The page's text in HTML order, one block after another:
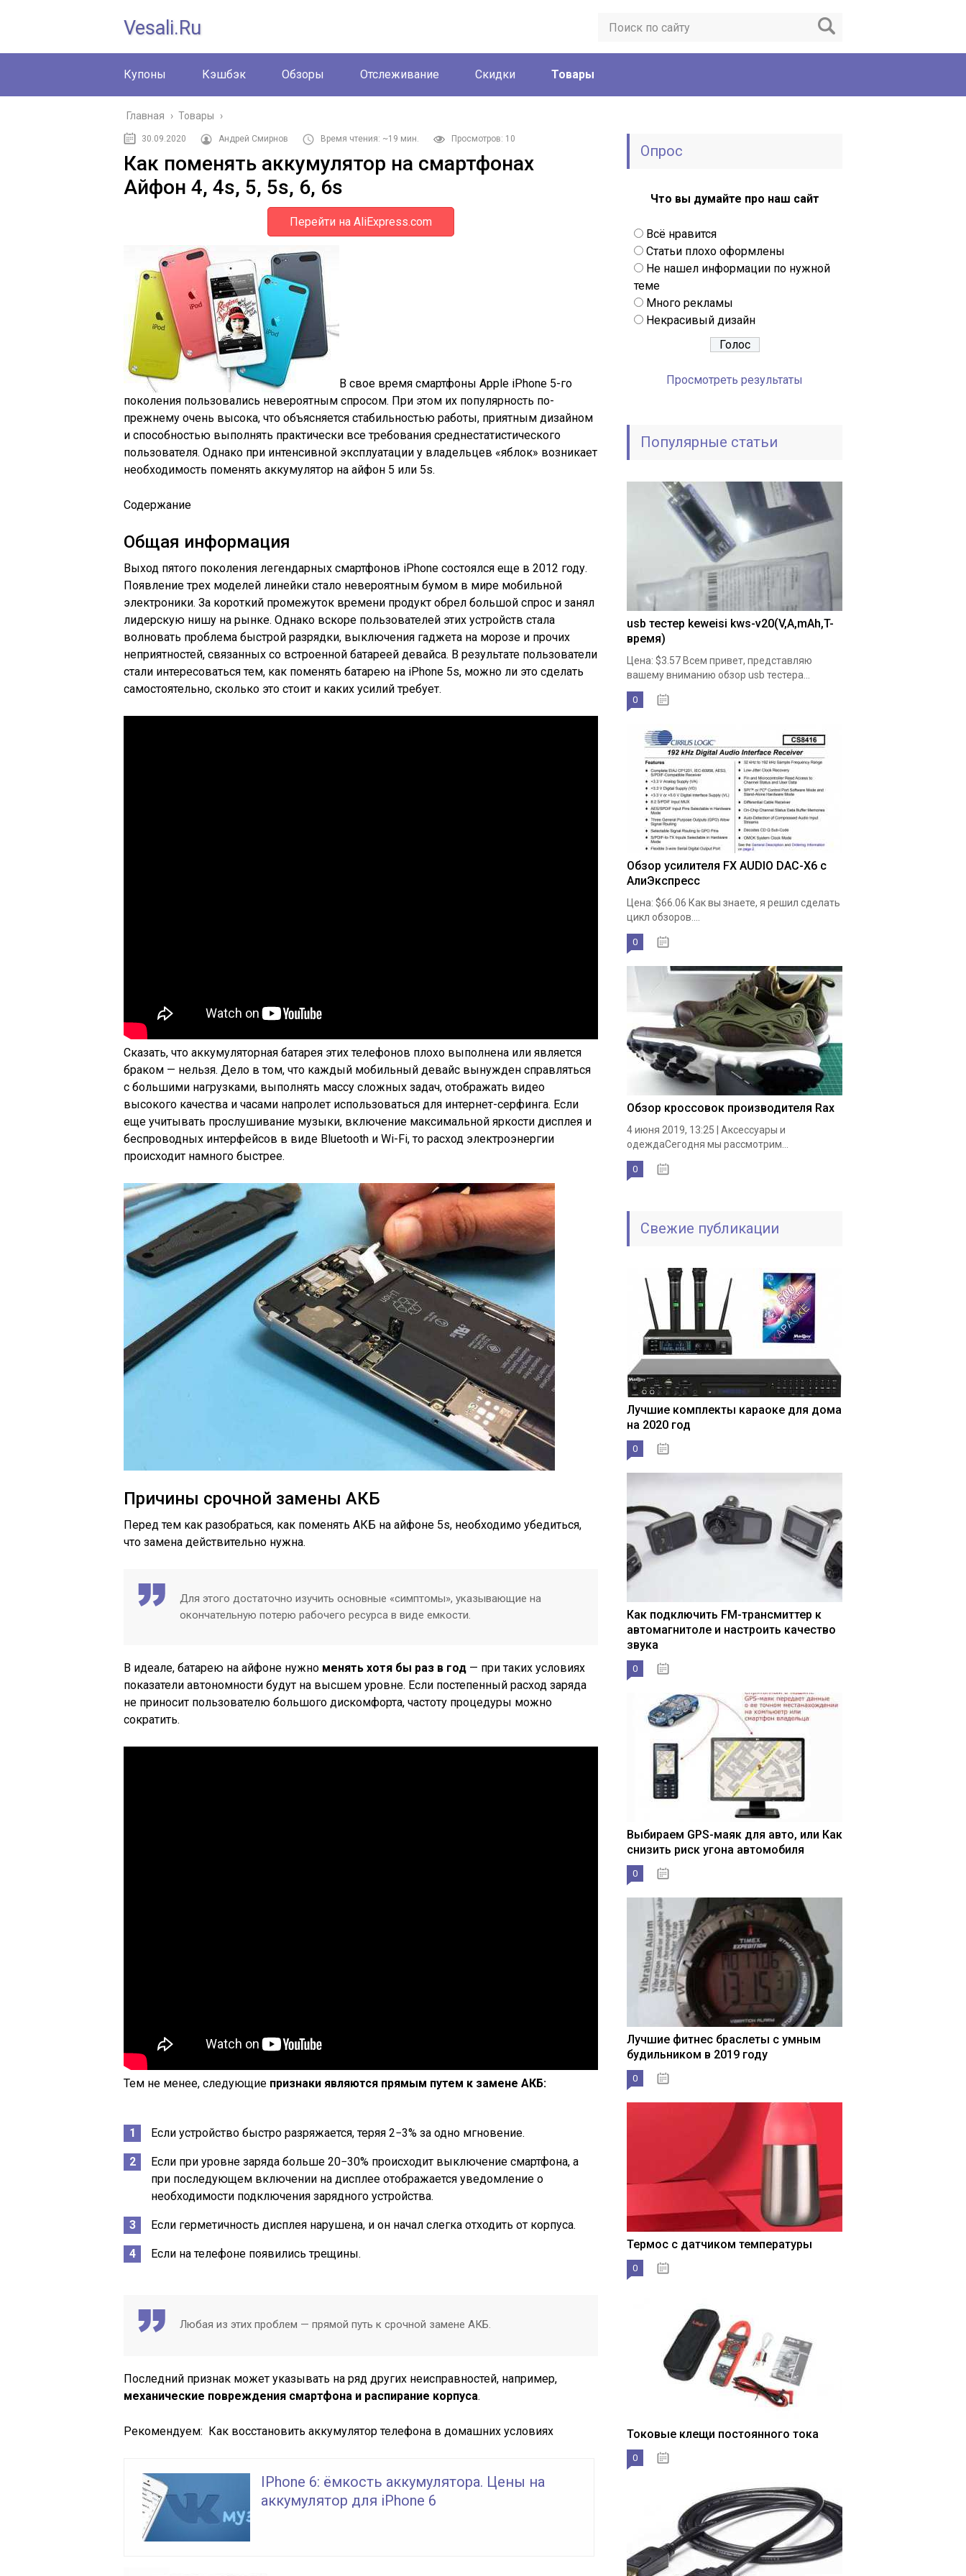
Vesali.ru
Купоны Кэшбэк Обзоры Отслеживание Скидки Товары
Главная › Товары ›
30.09.2020 Андрей Смирнов Время чтения: ~19 мин. Просмотров: 10
Как поменять аккумулятор на смартфонах
Айфон 4, 4s, 5, 5s, 6, 6s
Перейти на AliExpress.com
В свое время смартфоны Apple iPhone 5-го
поколения пользовались невероятным спросом. При этом их популярность по-
прежнему очень высока, что объясняется стабильностью работы, приятным дизайном
и способностью выполнять практически все требования среднестатистического
пользователя. Однако при интенсивной эксплуатации у владельцев «яблок» возникает
необходимость поменять аккумулятор на айфон 5 или 5s.
Содержание
Общая информация
Выход пятого поколения легендарных смартфонов iPhone состоялся еще в 2012 году.
Появление трех моделей линейки стало невероятным бумом в мире мобильной
электроники. За короткий промежуток времени продукт обрел большой спрос и занял
лидерскую нишу на рынке. Однако вскоре пользователей этих устройств стала
волновать проблема быстрой разрядки, выключения гаджета на морозе и прочих
неприятностей, связанных со встроенной батареей девайса. В результате пользователи
стали интересоваться тем, как поменять батарею на iPhone 5s, можно ли это сделать
самостоятельно, сколько это стоит и каких усилий требует.
Сказать, что аккумуляторная батарея этих телефонов плохо выполнена или является
браком — нельзя. Дело в том, что каждый мобильный девайс вынужден справляться
с большими нагрузками, выполнять массу сложных задач, отображать видео
высокого качества и часами напролет использоваться для интернет-серфинга. Если
еще учитывать прослушивание музыки, включение максимальной яркости дисплея и
беспроводных интерфейсов в виде Bluetooth и Wi-Fi, то расход электроэнергии
происходит намного быстрее.
Причины срочной замены АКБ
Перед тем как разобраться, как поменять АКБ на айфоне 5s, необходимо убедиться,
что замена действительно нужна.
Для этого достаточно изучить основные «симптомы», указывающие на
окончательную потерю рабочего ресурса в виде емкости.
В идеале, батарею на айфоне нужно менять хотя бы раз в год — при таких условиях
показатели автономности будут на высшем уровне. Если постепенный расход заряда
не приносит пользователю большого дискомфорта, частоту процедуры можно
сократить.
Тем не менее, следующие признаки являются прямым путем к замене АКБ:
Если устройство быстро разряжается, теряя 2−3% за одно мгновение.
Если при уровне заряда больше 20−30% происходит выключение смартфона, а
при последующем включении на дисплее отображается уведомление о
необходимости подключения зарядного устройства.
Если герметичность дисплея нарушена, и он начал слегка отходить от корпуса.
Если на телефоне появились трещины.
Любая из этих проблем — прямой путь к срочной замене АКБ.
Последний признак может указывать на ряд других неисправностей, например,
механические повреждения смартфона и распирание корпуса.
Рекомендуем: Как восстановить аккумулятор телефона в домашних условиях
IPhone 6: ёмкость аккумулятора. Цены на
аккумулятор для iPhone 6
Опрос
Что вы думайте про наш сайт
Всё нравится
Статьи плохо оформлены
Не нашел информации по нужной
теме
Много рекламы
Некрасивый дизайн
Просмотреть результаты
Популярные статьи
usb тестер keweisi kws-v20(V,A,mAh,T-
время)
Цена: $3.57 Всем привет, представляю
вашему вниманию обзор usb тестера...
0
Обзор усилителя FX AUDIO DAC-X6 с
АлиЭкспресс
Цена: $66.06 Как вы знаете, я решил сделать
цикл обзоров....
0
Обзор кроссовок производителя Rax
4 июня 2019, 13:25 | Аксессуары и
одеждаСегодня мы рассмотрим...
0
Свежие публикации
Лучшие комплекты караоке для дома
на 2020 год
0
Как подключить FM-трансмиттер к
автомагнитоле и настроить качество
звука
0
Выбираем GPS-маяк для авто, или Как
снизить риск угона автомобиля
0
Лучшие фитнес браслеты с умным
будильником в 2019 году
0
Термос с датчиком температуры
0
Токовые клещи постоянного тока
0